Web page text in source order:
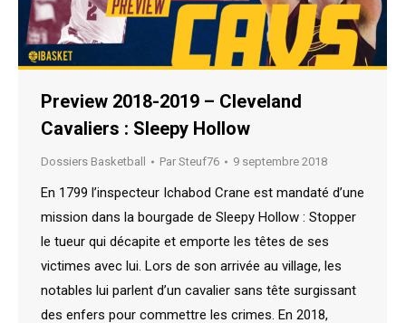
Preview 2018-2019 – Cleveland
Cavaliers : Sleepy Hollow
Dossiers Basketball Par Steuf76 9 septembre 2018
En 1799 l’inspecteur Ichabod Crane est mandaté d’une
mission dans la bourgade de Sleepy Hollow : Stopper
le tueur qui décapite et emporte les têtes de ses
victimes avec lui. Lors de son arrivée au village, les
notables lui parlent d’un cavalier sans tête surgissant
des enfers pour commettre les crimes. En 2018,